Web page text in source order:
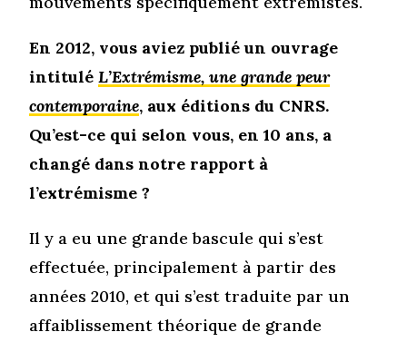
En 2012, vous aviez publié un ouvrage
intituléL’Extrémisme, une grande peur
contemporaine, aux éditions du CNRS.
Qu’est-ce qui selon vous, en 10 ans, a
changé dans notre rapport à
l’extrémisme ?
Il y a eu une grande bascule qui s’est
effectuée, principalement à partir des
années 2010, et qui s’est traduite par un
affaiblissement théorique de grande